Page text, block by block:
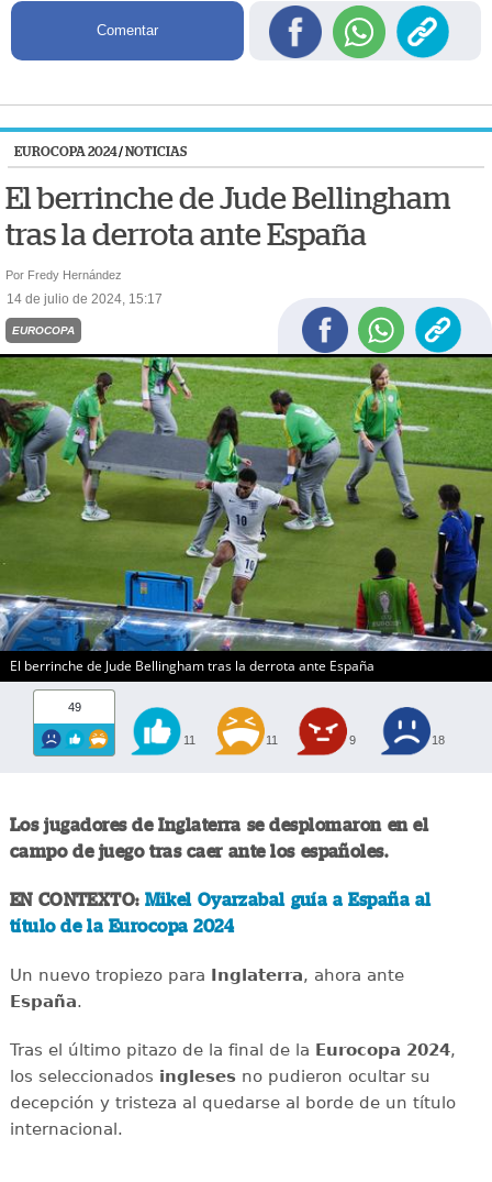
Comentar
EUROCOPA 2024/NOTICIAS
El berrinche de Jude Bellingham
tras la derrota ante España
Por Fredy Hernández
14 de julio de 2024, 15:17
EUROCOPA
El berrinche de Jude Bellingham tras la derrota ante España
49
11 11 9 18
Los jugadores de Inglaterra se desplomaron en el
campo de juego tras caer ante los españoles.
EN CONTEXTO: Mikel Oyarzabal guía a España al
título de la Eurocopa 2024
Un nuevo tropiezo para Inglaterra, ahora ante
España.
Tras el último pitazo de la final de la Eurocopa 2024,
los seleccionados inglesesno pudieron ocultar su
decepción y tristeza al quedarse al borde de un título
internacional.